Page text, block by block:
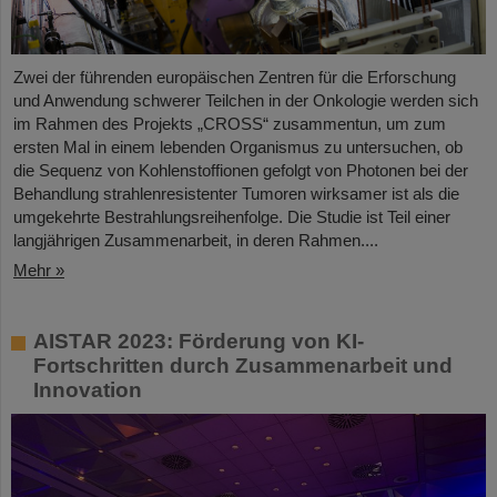
Zwei der führenden europäischen Zentren für die Erforschung
und Anwendung schwerer Teilchen in der Onkologie werden sich
im Rahmen des Projekts „CROSS“ zusammentun, um zum
ersten Mal in einem lebenden Organismus zu untersuchen, ob
die Sequenz von Kohlenstoffionen gefolgt von Photonen bei der
Behandlung strahlenresistenter Tumoren wirksamer ist als die
umgekehrte Bestrahlungsreihenfolge. Die Studie ist Teil einer
langjährigen Zusammenarbeit, in deren Rahmen....
Mehr »
AISTAR 2023: Förderung von KI-
Fortschritten durch Zusammenarbeit und
Innovation